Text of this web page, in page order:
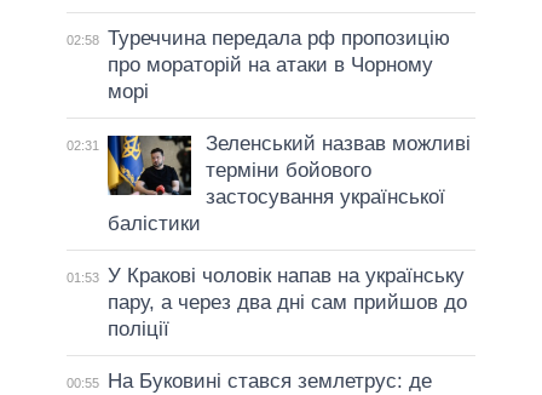
02:58 Туреччина передала рф пропозицію
про мораторій на атаки в Чорному
морі
02:31
Зеленський назвав можливі
терміни бойового
застосування української
балістики
01:53 У Кракові чоловік напав на українську
пару, а через два дні сам прийшов до
поліції
00:55
На Буковині стався землетрус: де